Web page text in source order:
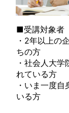
■受講対象者
・2年以上の
ちの方
・社会人大
れている方
・いま一度
いる方